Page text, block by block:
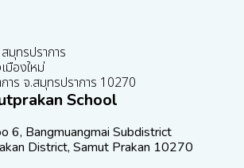
มุทรปราการ
มืองใหม่
าร จ.สมุทรปราการ 10270
School
6, Bangmuangmai Subdistrict
District, Samut Prakan 10270